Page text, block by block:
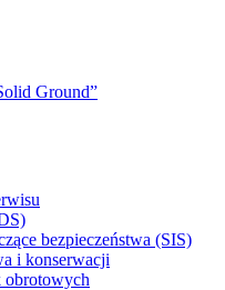
Ground”
bezpieczeństwa (SIS)
i konserwacji
obrotowych